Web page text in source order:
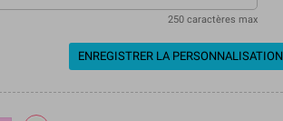
250 caractères max
ENREGISTRER LA PERSONNALISATION